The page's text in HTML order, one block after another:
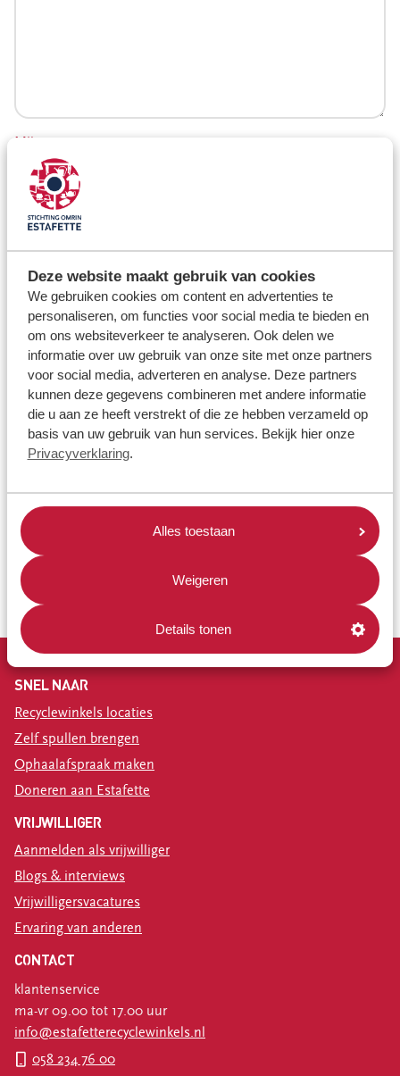
Deze website maakt gebruik van cookies
We gebruiken cookies om content en advertenties te
personaliseren, om functies voor social media te bieden en
om ons websiteverkeer te analyseren. Ook delen we
informatie over uw gebruik van onze site met onze partners
voor social media, adverteren en analyse. Deze partners
kunnen deze gegevens combineren met andere informatie
die u aan ze heeft verstrekt of die ze hebben verzameld op
basis van uw gebruik van hun services. Bekijk hier onze
Privacyverklaring.
Alles toestaan
Weigeren
Details tonen
Word donateur
Mijn gegevens
De heer
Mevrouw
Hen
Fijn als jullie contact opnemen
's ochtends
's middags
's avonds
Benader mij graag
Per mail
Telefonisch
Toestemming voor het opslaan van ingediende gegevens
Ja, ik geef toestemming om mijn gegevens op te slaan
Dit formulier maakt gebruik van Google's reCAPTCHA. Lees hier hunprivacyen
servicevoorwaarden
SNEL NAAR
Recyclewinkels locaties
Zelf spullen brengen
Ophaalafspraak maken
Doneren aan Estafette
VRIJWILLIGER
Aanmelden als vrijwilliger
Blogs & interviews
Vrijwilligersvacatures
Ervaring van anderen
CONTACT
klantenservice
ma-vr 09.00 tot 17.00 uur
info@estafetterecyclewinkels.nl
058 234 76 00